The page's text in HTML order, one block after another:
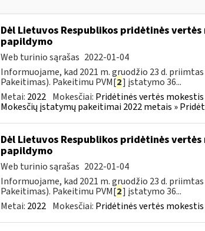
Dėl Lietuvos Respublikos pridėtinės
papildymo
Web turinio sąrašas 2022-01-04
Informuojame, kad 2021 m. gruodžio 23 d.
Pakeitimas). Pakeitimu PVM[2] įstatymo 36...
Metai: 2022 Mokesčiai: Pridėtinės vertės mokestis
Mokesčių įstatymų pakeitimai 2022 metais »
Dėl Lietuvos Respublikos pridėtinės
papildymo
Web turinio sąrašas 2022-01-04
Informuojame, kad 2021 m. gruodžio 23 d.
Pakeitimas). Pakeitimu PVM[2] įstatymo 36...
Metai: 2022 Mokesčiai: Pridėtinės vertės mokestis